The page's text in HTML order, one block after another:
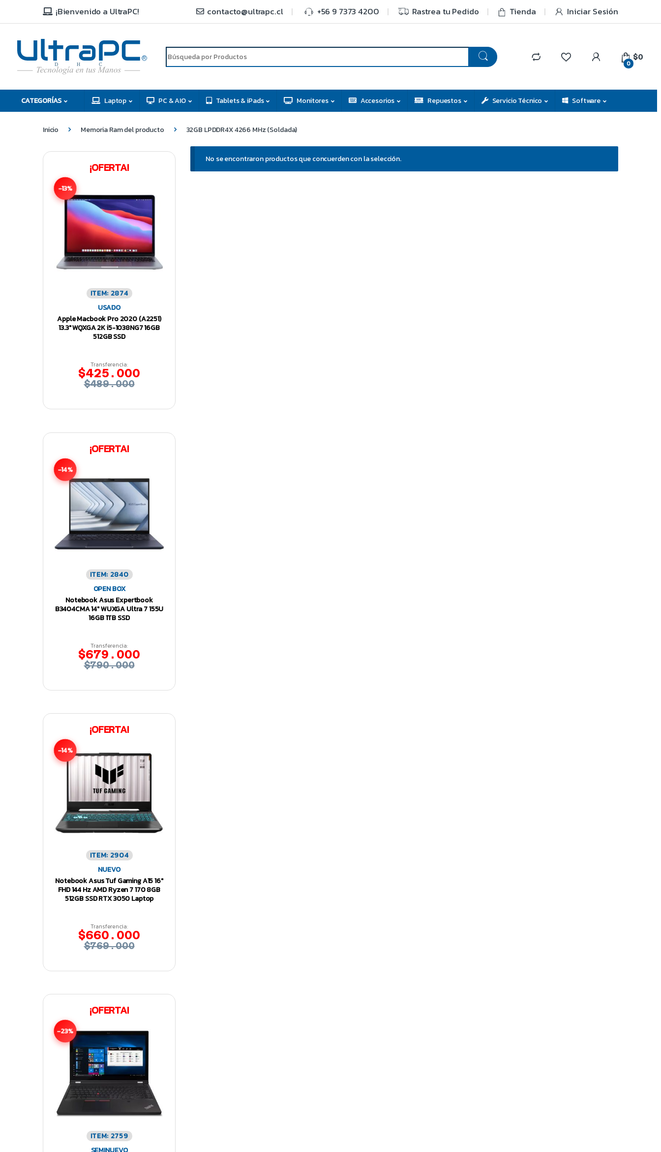
¡Bienvenido a UltraPC! contacto@ultrapc.cl +56 9 7373 4200 Rastrea tu Pedido Tienda Iniciar Sesión
C
H
D
R
0
$0
CATEGORÍAS Laptop PC & AIO Tablets & iPads Monitores Accesorios Repuestos Servicio Técnico Software
Inicio Memoria Ram del producto 32GB LPDDR4X 4266 MHz (Soldada)
No se encontraron productos que concuerden con la selección.
¡OFERTA!
-13%
ITEM: 2874
USADO
Apple Macbook Pro 2020 (A2251)
13.3″ WQXGA 2K i5-1038NG7 16GB
512GB SSD
Transferencia:
$425.000
$489.000
¡OFERTA!
-14%
ITEM: 2840
OPEN BOX
Notebook Asus Expertbook
B3404CMA 14″ WUXGA Ultra 7 155U
16GB 1TB SSD
Transferencia:
$679.000
$790.000
¡OFERTA!
-14%
ITEM: 2904
NUEVO
Notebook Asus Tuf Gaming A15 16″
FHD 144 Hz AMD Ryzen 7 170 8GB
512GB SSD RTX 3050 Laptop
Transferencia:
$660.000
$769.000
¡OFERTA!
-23%
ITEM: 2759